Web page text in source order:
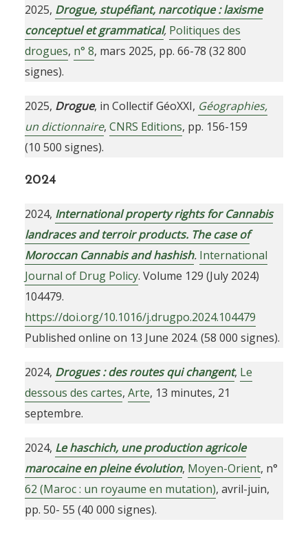
2025, Drogue, stupéfiant, narcotique : laxisme
conceptuel et grammatical, Politiques des
drogues, n° 8, mars 2025, pp. 66-78 (32 800
signes).
2025, Drogue, in Collectif GéoXXI, Géographies,
un dictionnaire, CNRS Editions, pp. 156-159
(10 500 signes).
2024
2024, International property rights for Cannabis
landraces and terroir products. The case of
Moroccan Cannabis and hashish. International
Journal of Drug Policy. Volume 129 (July 2024)
104479.
https://doi.org/10.1016/j.drugpo.2024.104479
Published online on 13 June 2024. (58 000 signes).
2024, Drogues : des routes qui changent, Le
dessous des cartes, Arte, 13 minutes, 21
septembre.
2024, Le haschich, une production agricole
marocaine en pleine évolution, Moyen-Orient, n°
62 (Maroc : un royaume en mutation), avril-juin,
pp. 50- 55 (40 000 signes).